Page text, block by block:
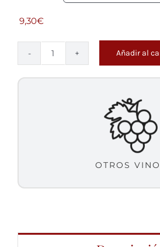
9,30€
Merur
Añadir al
OTROS